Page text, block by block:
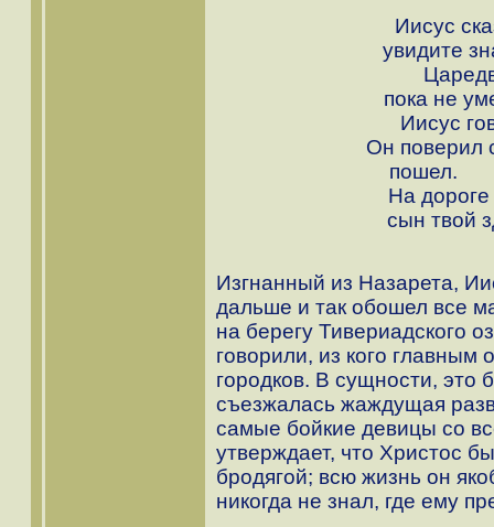
Иисус
пока
Иисус
Он поверил
На дороге
сын
Изгнанный из Назарета,
дальше и так обошел все
на берегу Тивериадского
говорили, из кого главным
городков. В сущности, это
съезжалась жаждущая
самые бойкие девицы со
утверждает, что Христос
бродягой; всю жизнь он
никогда не знал, где ему